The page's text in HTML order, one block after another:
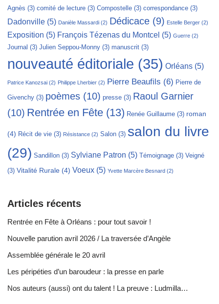
Agnès (3) comité de lecture (3) Compostelle (3) correspondance (3)
Dadonville (5) Danièle Massardi (2) Dédicace (9) Estelle Berger (2)
Exposition (5) François Tézenas du Montcel (5) Guerre (2)
Journal (3) Julien Seppou-Monny (3) manuscrit (3)
nouveauté éditoriale (35) Orléans (5)
Patrice Kanozsai (2) Philippe Lherbier (2) Pierre Beaufils (6) Pierre de
Givenchy (3) poèmes (10) presse (3) Raoul Garnier
(10) Rentrée en Fête (13) Renée Guillaume (3) roman
(4) Récit de vie (3) Résistance (2) Salon (3) salon du livre
(29) Sandillon (3) Sylviane Patron (5) Témoignage (3) Veigné
(3) Vitalité Rurale (4) Voeux (5) Yvette Marcère Besnard (2)
Articles récents
Rentrée en Fête à Orléans : pour tout savoir !
Nouvelle parution avril 2026 / La traversée d’Angèle
Assemblée générale le 20 avril
Les péripéties d’un baroudeur : la presse en parle
Nos auteurs (aussi) ont du talent ! La preuve : Ludmilla…